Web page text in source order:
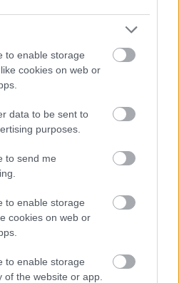
to enable storage
cookies on web or
data to be sent to
purposes.
to send me
to enable storage
cookies on web or
to enable storage
of the website or app.
διάθεση
, βασικό
η συγκεκριμένη κολεξιόν
στα look, με oversize
επιρροές που χαρίζουν
αναδεικνύοντας την
μας.
Tommy Hilfigerκαι